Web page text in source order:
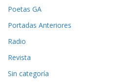
Poetas GA
Portadas Anteriores
Radio
Revista
Sin categoría